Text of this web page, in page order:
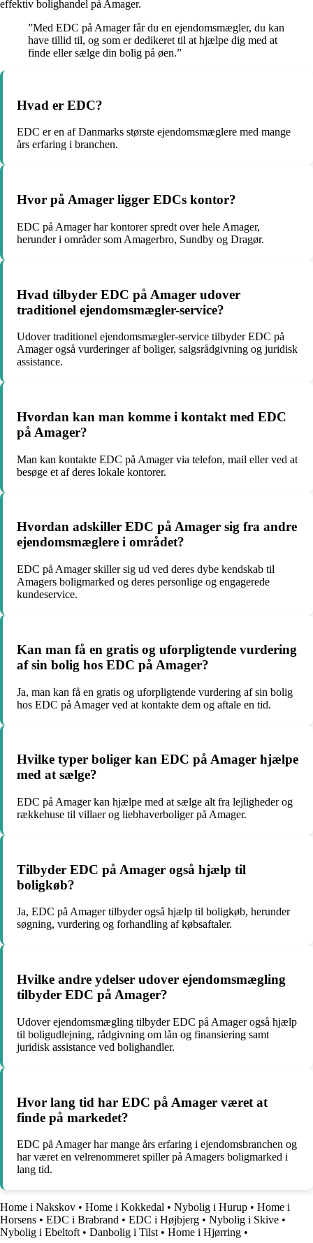
effektiv bolighandel på Amager.
”Med EDC på Amager får du en ejendomsmægler, du kan
have tillid til, og som er dedikeret til at hjælpe dig med at
finde eller sælge din bolig på øen.”
Hvad er EDC?
EDC er en af Danmarks største ejendomsmæglere med mange
års erfaring i branchen.
Hvor på Amager ligger EDCs kontor?
EDC på Amager har kontorer spredt over hele Amager,
herunder i områder som Amagerbro, Sundby og Dragør.
Hvad tilbyder EDC på Amager udover
traditionel ejendomsmægler-service?
Udover traditionel ejendomsmægler-service tilbyder EDC på
Amager også vurderinger af boliger, salgsrådgivning og juridisk
assistance.
Hvordan kan man komme i kontakt med EDC
på Amager?
Man kan kontakte EDC på Amager via telefon, mail eller ved at
besøge et af deres lokale kontorer.
Hvordan adskiller EDC på Amager sig fra andre
ejendomsmæglere i området?
EDC på Amager skiller sig ud ved deres dybe kendskab til
Amagers boligmarked og deres personlige og engagerede
kundeservice.
Kan man få en gratis og uforpligtende vurdering
af sin bolig hos EDC på Amager?
Ja, man kan få en gratis og uforpligtende vurdering af sin bolig
hos EDC på Amager ved at kontakte dem og aftale en tid.
Hvilke typer boliger kan EDC på Amager hjælpe
med at sælge?
EDC på Amager kan hjælpe med at sælge alt fra lejligheder og
rækkehuse til villaer og liebhaverboliger på Amager.
Tilbyder EDC på Amager også hjælp til
boligkøb?
Ja, EDC på Amager tilbyder også hjælp til boligkøb, herunder
søgning, vurdering og forhandling af købsaftaler.
Hvilke andre ydelser udover ejendomsmægling
tilbyder EDC på Amager?
Udover ejendomsmægling tilbyder EDC på Amager også hjælp
til boligudlejning, rådgivning om lån og finansiering samt
juridisk assistance ved bolighandler.
Hvor lang tid har EDC på Amager været at
finde på markedet?
EDC på Amager har mange års erfaring i ejendomsbranchen og
har været en velrenommeret spiller på Amagers boligmarked i
lang tid.
Home i Nakskov • Home i Kokkedal • Nybolig i Hurup • Home i
Horsens • EDC i Brabrand • EDC i Højbjerg • Nybolig i Skive •
Nybolig i Ebeltoft • Danbolig i Tilst • Home i Hjørring •